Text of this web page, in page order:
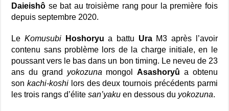
Daieishô se bat au troisième rang pour la première fois
depuis septembre 2020.
Le Komusubi Hoshoryu a battu UraM3 après l’avoir
contenu sans problème lors de la charge initiale, en le
poussant vers le bas dans un bon timing. Le neveu de 23
ans du grand yokozuna mongolAsashoryû a obtenu
sonkachi-koshi lors des deux tournois précédents parmi
les trois rangs d’élitesan’yakuen dessous du yokozuna.